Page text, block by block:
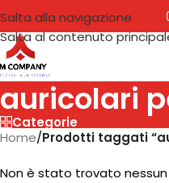
Salta alla navigazione
Salta al contenuto
auricolari
Categorie
Home/Prodotti taggati
Non è stato trovato